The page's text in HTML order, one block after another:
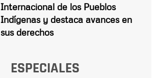
Internacional de los Pueblos
Indígenas y destaca avances en
sus derechos
ESPECIALES